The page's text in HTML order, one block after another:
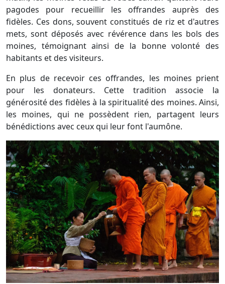
pagodes pour recueillir les offrandes auprès des
fidèles. Ces dons, souvent constitués de riz et d'autres
mets, sont déposés avec révérence dans les bols des
moines, témoignant ainsi de la bonne volonté des
habitants et des visiteurs.
En plus de recevoir ces offrandes, les moines prient
pour les donateurs. Cette tradition associe la
générosité des fidèles à la spiritualité des moines. Ainsi,
les moines, qui ne possèdent rien, partagent leurs
bénédictions avec ceux qui leur font l'aumône.